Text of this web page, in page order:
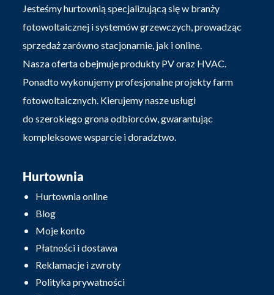
Jesteśmy hurtownią specjalizującą się w branży
fotowoltaicznej i systemów grzewczych, prowadząc
sprzedaż zarówno stacjonarnie, jak i online.
Nasza oferta obejmuje produkty PV oraz HVAC.
Ponadto wykonujemy profesjonalne projekty farm
fotowoltaicznych. Kierujemy nasze usługi
do szerokiego grona odbiorców, gwarantując
kompleksowe wsparcie i doradztwo.
Hurtownia
Hurtownia online
Blog
Moje konto
Płatności i dostawa
Reklamacje i zwroty
Polityka prywatności